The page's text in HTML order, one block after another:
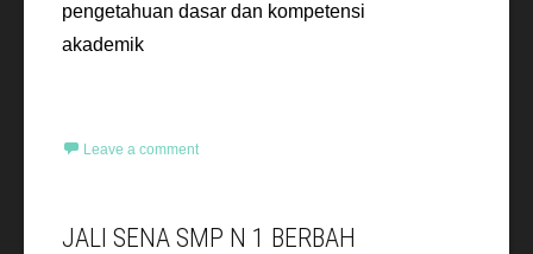
pengetahuan dasar dan kompetensi
akademik
Leave a comment
JALI SENA SMP N 1 BERBAH